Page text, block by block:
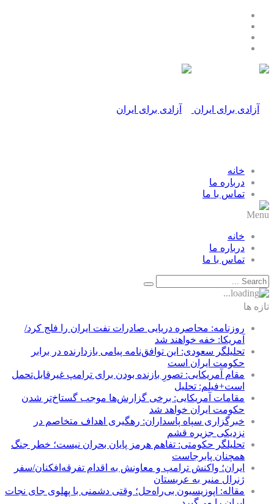
خانه
درباره ما
تماس با ما
Menu
خانه
درباره ما
تماس با ما
تازه ها
روزنامه: محاصره دریایی صادرات نفت ایران را فلج کرد/
آمریکا: خفه خواهند شد
تحلیلگر سعودی: این توافق‌نامه پیامی بازدارنده در برابر
حکومت ایران است
مقام آمریکایی: تصورِ بازنده بودن برای ترامپ غیرقابل‌تحمل
است+فیلم: تحلیل
مقامات آمریکایی: برخی گزارش‌ها موجب گستاخ‌تر شدن
حکومت ایران خواهد شد
خبرگزاری سپاه پاسداران: رهگیری اهداف متخاصم در
نزدیکی جزیره قشم
تحلیلگر حکومتی: تفاهم هرمز پایان بحران نیست؛ خطر جنگ
همچنان پابرجاست
ایران؛ واکنش ترامپ و معاونش به اقدام تفرقه‌افکنان/سفر
ژنرال منیر به عربستان
مقاله: اپوزیسیون بی‌راه‌حل؛ وقتی دشمنی با پهلوی جای نجات